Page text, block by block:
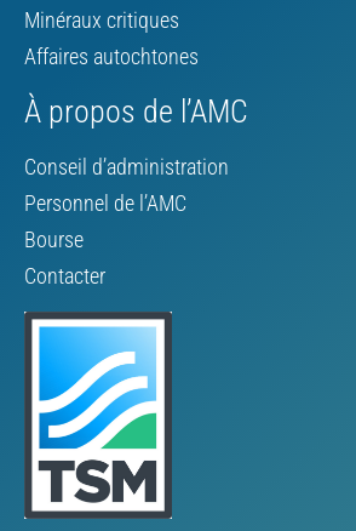
Minéraux critiques
Affaires autochtones
À propos de l’AMC
Conseil d’administration
Personnel de l’AMC
Bourse
Contacter